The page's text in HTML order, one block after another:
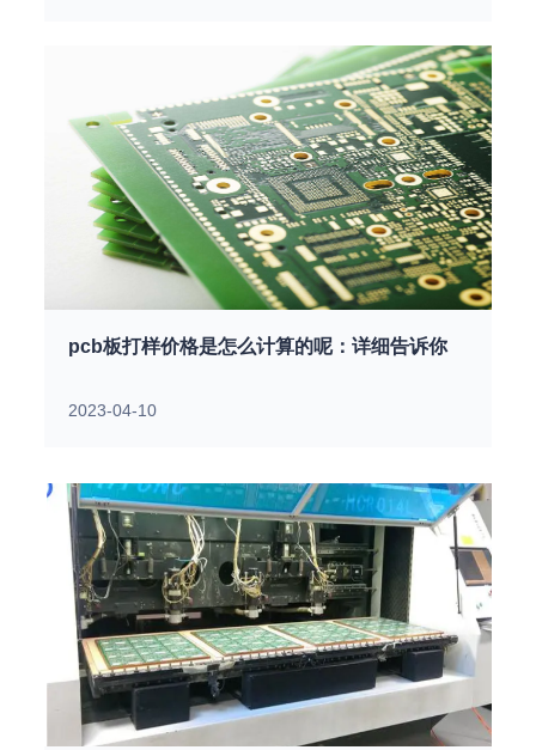
pcb板打样价格是怎么计算的呢：详细告诉你
2023-04-10